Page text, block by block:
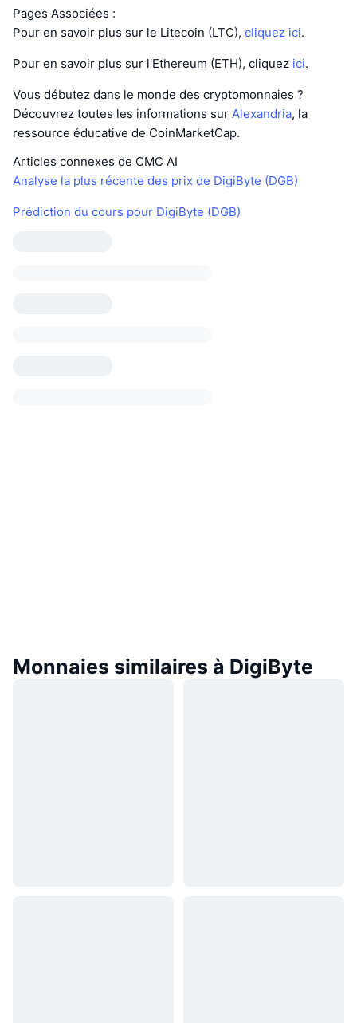
Pages Associées :
Pour en savoir plus sur le Litecoin (LTC), cliquez ici.
Pour en savoir plus sur l'Ethereum (ETH), cliquez ici.
Vous débutez dans le monde des cryptomonnaies ?
Découvrez toutes les informations sur Alexandria, la
ressource éducative de CoinMarketCap.
Articles connexes de CMC AI
Analyse la plus récente des prix de DigiByte (DGB)
Prédiction du cours pour DigiByte (DGB)
Monnaies similaires à DigiByte